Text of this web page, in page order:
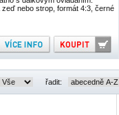
zeď nebo strop, formát 4:3, černé
řadit: